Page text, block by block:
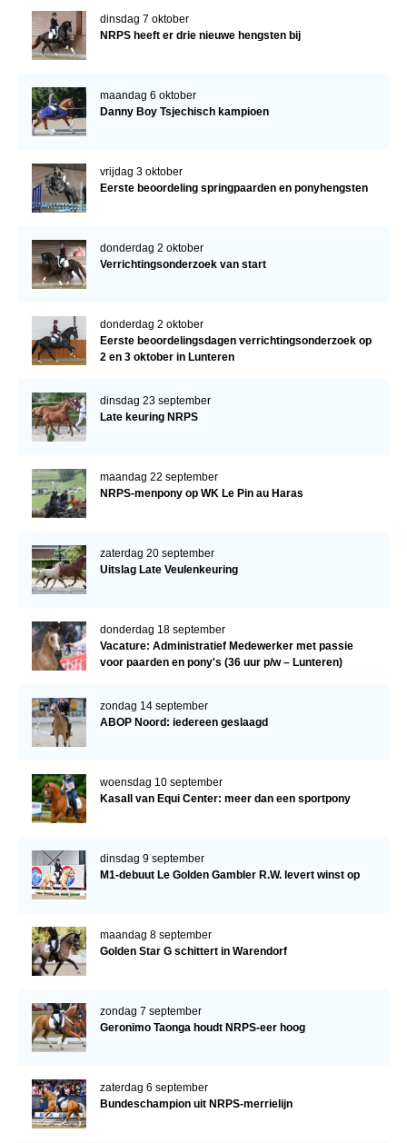
dinsdag 7 oktober
NRPS heeft er drie nieuwe hengsten bij
maandag 6 oktober
Danny Boy Tsjechisch kampioen
vrijdag 3 oktober
Eerste beoordeling springpaarden en ponyhengsten
donderdag 2 oktober
Verrichtingsonderzoek van start
donderdag 2 oktober
Eerste beoordelingsdagen verrichtingsonderzoek op
2 en 3 oktober in Lunteren
dinsdag 23 september
Late keuring NRPS
maandag 22 september
NRPS-menpony op WK Le Pin au Haras
zaterdag 20 september
Uitslag Late Veulenkeuring
donderdag 18 september
Vacature: Administratief Medewerker met passie
voor paarden en pony's (36 uur p/w – Lunteren)
zondag 14 september
ABOP Noord: iedereen geslaagd
woensdag 10 september
Kasall van Equi Center: meer dan een sportpony
dinsdag 9 september
M1-debuut Le Golden Gambler R.W. levert winst op
maandag 8 september
Golden Star G schittert in Warendorf
zondag 7 september
Geronimo Taonga houdt NRPS-eer hoog
zaterdag 6 september
Bundeschampion uit NRPS-merrielijn